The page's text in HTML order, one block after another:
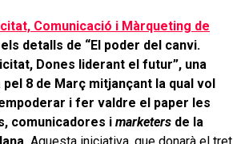
Comunicació i Màrqueting de
detalls de “El poder del canvi.
Dones liderant el futur”, una
pel 8 de Març mitjançant la qual vol
i fer valdre el paper les
comunicadores i marketers de la
Aquesta iniciativa, que donarà el tret